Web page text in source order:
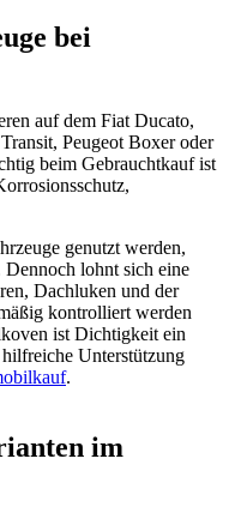
bei
auf dem Fiat Ducato,
Peugeot Boxer oder
beim Gebrauchtkauf ist
genutzt werden,
Dennoch lohnt sich eine
Dachluken und der
kontrolliert werden
ist Dichtigkeit ein
Unterstützung
.
im